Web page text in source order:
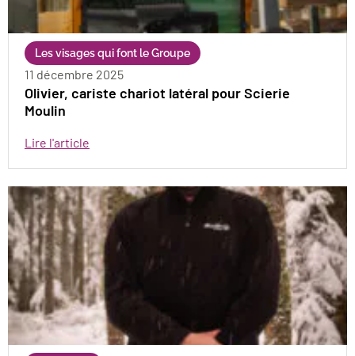
Les visages qui font le Groupe
11 décembre 2025
Olivier, cariste chariot latéral pour Scierie
Moulin
Lire l'article